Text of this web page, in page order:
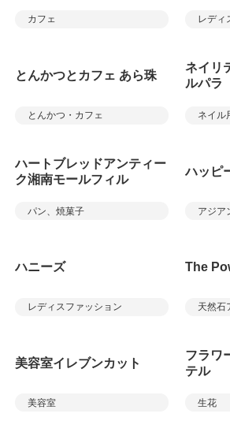
カフェ レディ
とんかつとカフェ あら珠
とんかつ・カフェ
ネイリ
ルパラ
ネイル
ハートブレッドアンティー
ク湘南モールフィル
パン、焼菓子
ハッピ
アジア
ハニーズ
レディスファッション
The
美容室イレブンカット
美容室
フラワ
テル
生花